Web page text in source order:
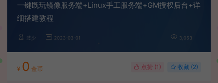
一键既玩镜像服务端+Linux手工服务端+GM授权后台+详
细搭建教程
波少 2023-03-01 3,053
¥ 0 金币 点赞 (1 ) 收藏 (2)